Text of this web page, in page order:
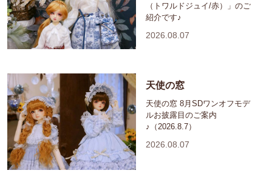
（トワルドジュイ/赤）」のご
紹介です♪
2026.08.07
天使の窓
天使の窓 8月SDワンオフモデ
ルお披露目のご案内
♪（2026.8.7）
2026.08.07